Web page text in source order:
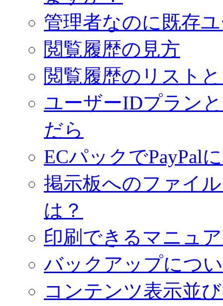
管理者なのに既存
閲覧履歴の見方
閲覧履歴のリスト
ユーザーIDプラン
だら
ECパックでPayPal
掲示板へのファイ
は？
印刷できるマニュ
バックアップにつ
コンテンツ表示並